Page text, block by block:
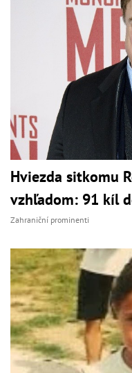
Hviezda sitkomu
vzhľadom: 91 kíl
Zahraniční prominenti